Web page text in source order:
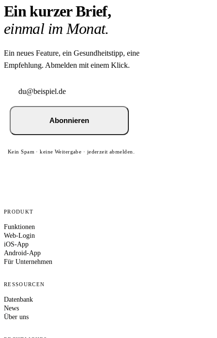
Ein kurzer Brief,
einmal im Monat.
Ein neues Feature, ein Gesundheitstipp, eine
Empfehlung. Abmelden mit einem Klick.
Abonnieren
Kein Spam · keine Weitergabe · jederzeit abmelden.
PRODUKT
Funktionen
Web-Login
iOS-App
Android-App
Für Unternehmen
RESSOURCEN
Datenbank
News
Über uns